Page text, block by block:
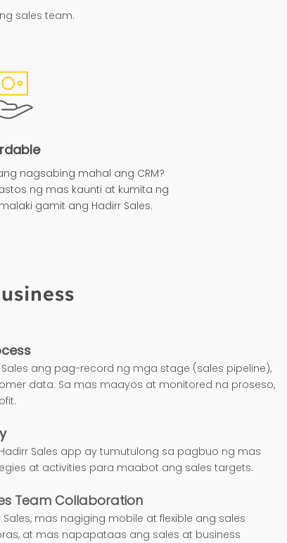
sales team.
nagsabing mahal ang CRM?
ng mas kaunti at kumita ng
gamit ang Hadirr Sales.
Sales ang pag-record ng mga stage (sales pipeline),
data. Sa mas maayos at monitored na proseso,
Sales app ay tumutulong sa pagbuo ng mas
at activities para maabot ang sales targets.
Team Collaboration
mas nagiging mobile at flexible ang sales
at mas napapataas ang sales at business